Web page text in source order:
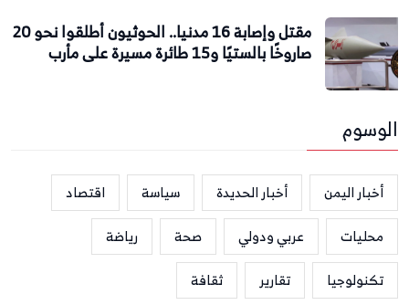
مقتل وإصابة 16 مدنيا.. الحوثيون أطلقوا نحو 20
صاروخًا بالستيًا و15 طائرة مسيرة على مأرب
الوسوم
أخبار اليمن أخبار الحديدة سياسة
اقتصاد
محليات
عربي ودولي صحة
رياضة
تكنولوجيا
تقارير ثقافة